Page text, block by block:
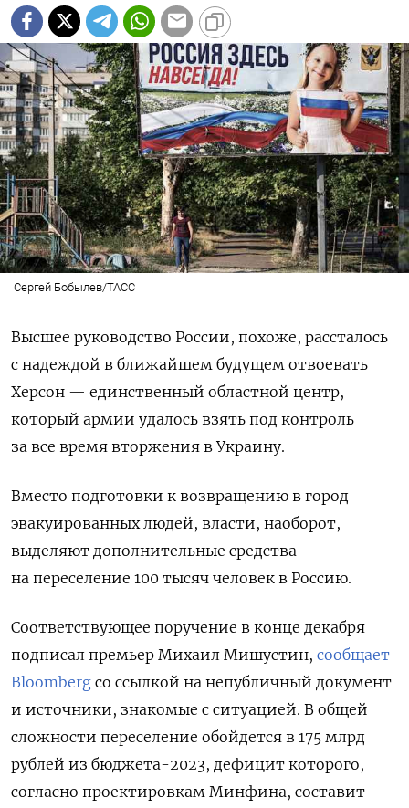
Подписывайтесь на The Moscow
Times в Telegram —
@moscowtimes_ru
Сергей Бобылев/ТАСС
Высшее руководство России, похоже, рассталось
с надеждой в ближайшем будущем отвоевать
Херсон — единственный областной центр,
который армии удалось взять под контроль
за все время вторжения в Украину.
Вместо подготовки к возвращению в город
эвакуированных людей, власти, наоборот,
выделяют дополнительные средства
на переселение 100 тысяч человек в Россию.
Соответствующее поручение в конце декабря
подписал премьер Михаил Мишустин, сообщает
Bloomberg со ссылкой на непубличный документ
и источники, знакомые с ситуацией. В общей
сложности переселение обойдется в 175 млрд
рублей из бюджета-2023, дефицит которого,
согласно проектировкам Минфина, составит